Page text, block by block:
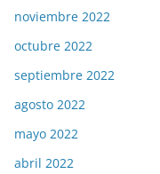
noviembre 2022
octubre 2022
septiembre 2022
agosto 2022
mayo 2022
abril 2022